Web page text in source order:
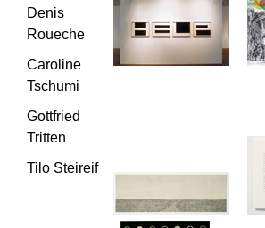
Denis
Roueche
Caroline
Tschumi
Gottfried
Tritten
Tilo Steireif